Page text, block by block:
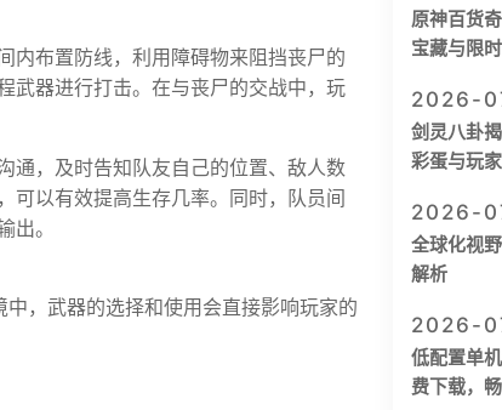
内布置防线，利用障碍物来阻挡丧尸的
武器进行打击。在与丧尸的交战中，玩
通，及时告知队友自己的位置、敌人数
可以有效提高生存几率。同时，队员间
。
，武器的选择和使用会直接影响玩家的
原神百货
宝藏与限
2026-
剑灵八卦
彩蛋与玩
2026-
全球化视
解析
2026-
低配置单
费下载，